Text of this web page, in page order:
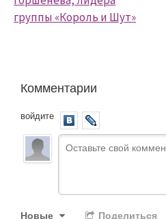
группы «Король и Шут»
Комментарии
войдите
Новые Поделиться